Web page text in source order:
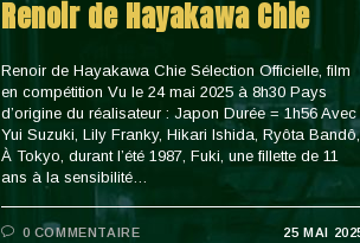
Renoir de Hayakawa Chie
Renoir de Hayakawa Chie Sélection Officielle, film
en compétition Vu le 24 mai 2025 à 8h30 Pays
d’origine du réalisateur : Japon Durée = 1h56 Avec
Yui Suzuki, Lily Franky, Hikari Ishida, Ryôta Bandô,
À Tokyo, durant l’été 1987, Fuki, une fillette de 11
ans à la sensibilité…
0 COMMENTAIRE 25 MAI